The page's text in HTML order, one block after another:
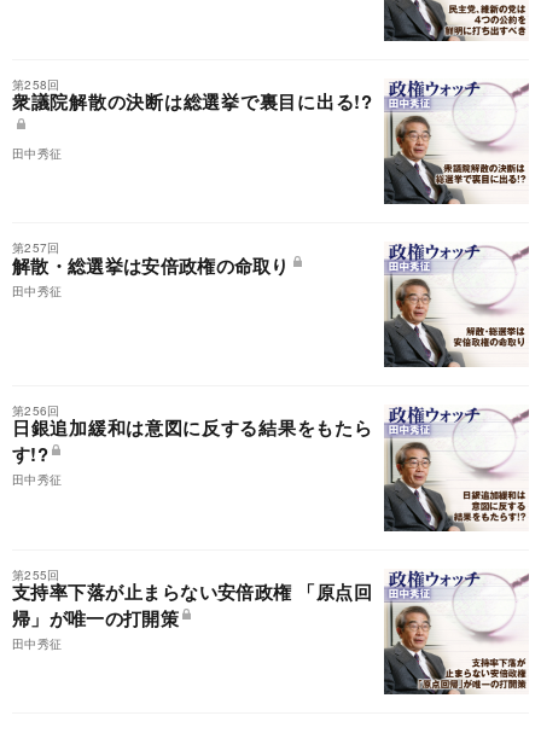
第258回
衆議院解散の決断は総選挙で裏目に出る!?
田中秀征
第257回
解散・総選挙は安倍政権の命取り
田中秀征
第256回
日銀追加緩和は意図に反する結果をもたら
す!?
田中秀征
第255回
支持率下落が止まらない安倍政権 「原点回
帰」が唯一の打開策
田中秀征